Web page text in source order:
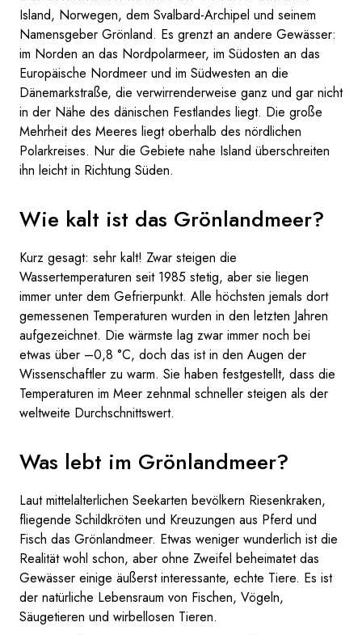
Island, Norwegen, dem Svalbard-Archipel und seinem
Namensgeber Grönland. Es grenzt an andere Gewässer:
im Norden an das Nordpolarmeer, im Südosten an das
Europäische Nordmeer und im Südwesten an die
Dänemarkstraße, die verwirrenderweise ganz und gar nicht
in der Nähe des dänischen Festlandes liegt. Die große
Mehrheit des Meeres liegt oberhalb des nördlichen
Polarkreises. Nur die Gebiete nahe Island überschreiten
ihn leicht in Richtung Süden.
Wie kalt ist das Grönlandmeer?
Kurz gesagt: sehr kalt! Zwar steigen die
Wassertemperaturen seit 1985 stetig, aber sie liegen
immer unter dem Gefrierpunkt. Alle höchsten jemals dort
gemessenen Temperaturen wurden in den letzten Jahren
aufgezeichnet. Die wärmste lag zwar immer noch bei
etwas über –0,8 °C, doch das ist in den Augen der
Wissenschaftler zu warm. Sie haben festgestellt, dass die
Temperaturen im Meer zehnmal schneller steigen als der
weltweite Durchschnittswert.
Was lebt im Grönlandmeer?
Laut mittelalterlichen Seekarten bevölkern Riesenkraken,
fliegende Schildkröten und Kreuzungen aus Pferd und
Fisch das Grönlandmeer. Etwas weniger wunderlich ist die
Realität wohl schon, aber ohne Zweifel beheimatet das
Gewässer einige äußerst interessante, echte Tiere. Es ist
der natürliche Lebensraum von Fischen, Vögeln,
Säugetieren und wirbellosen Tieren.